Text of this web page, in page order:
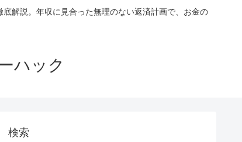
解説。年収に見合った無理のない返済計画で、お金の
ハック
検索